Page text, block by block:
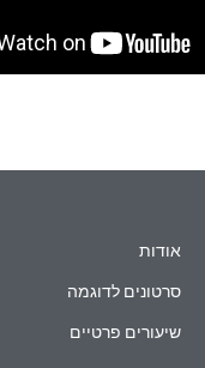
אודות
סרטונים לדוגמה
שיעורים פרטיים